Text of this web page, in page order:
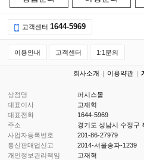
고객센터 1644-5969
이용안내 고객센터 1:1문의
회사소개 이용약관
상점명
퍼시스몰
대표이사
고재혁
대표전화
1644-5969
주소
경기도 성남시 수정구
사업자등록번호
201-86-27979
통신판매업신고
2014-서울송파-1239
개인정보관리책임
고재혁